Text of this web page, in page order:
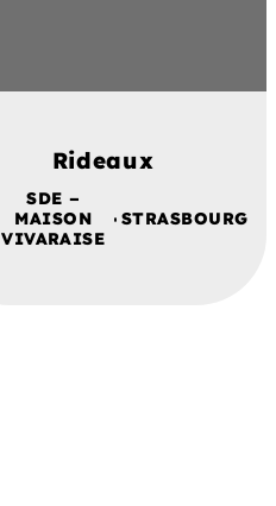
Rideaux
SDE –
MAISON
VIVARAISE
STRASBOURG